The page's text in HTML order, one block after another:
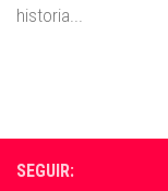
historia...
SEGUIR: